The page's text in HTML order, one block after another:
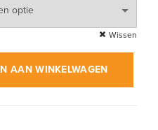
Wissen
AAN WINKELWAGEN